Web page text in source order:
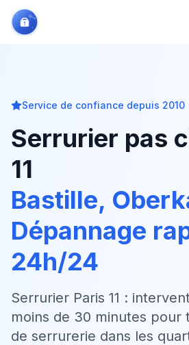
Service de confiance depuis 2010
Serrurier pas
11
Bastille,
Dépannage
24h/24
Serrurier Paris 11 :
moins de 30 minutes pour
de serrurerie dans les